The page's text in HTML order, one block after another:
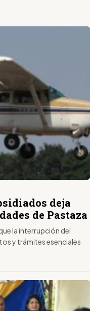
deja
de Pastaza
la interrupción del
y trámites esenciales